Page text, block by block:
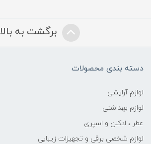
برگشت به بالا
دسته بندی محصولات
لوازم آرایشی
لوازم بهداشتی
عطر ، ادکلن و اسپری
لوازم شخصی برقی و تجهیزات زیبایی